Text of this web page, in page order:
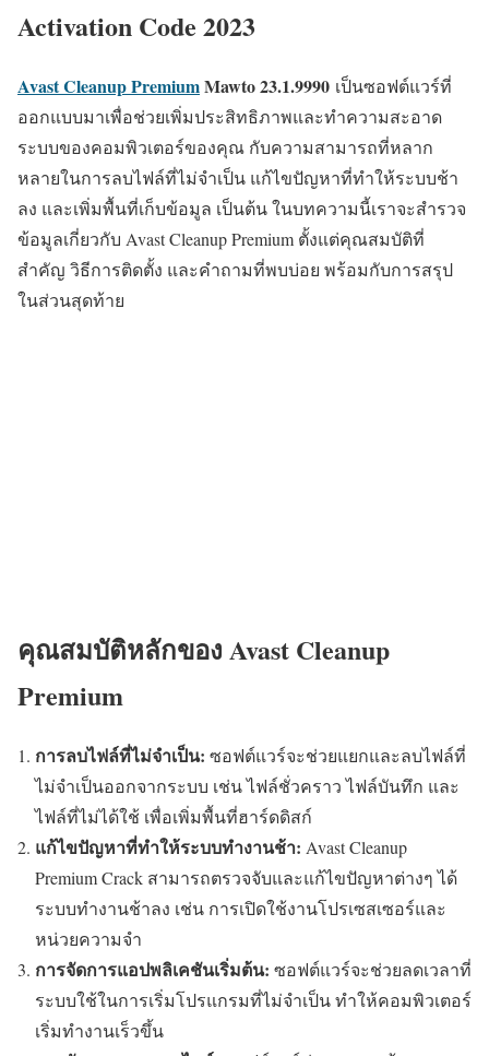
Activation Code 2023
Avast Cleanup PremiumMawto23.1.9990 เป็นซอฟต์แวร์ที่
ออกแบบมาเพื่อช่วยเพิ่มประสิทธิภาพและทำความสะอาด
ระบบของคอมพิวเตอร์ของคุณ กับความสามารถที่หลาก
หลายในการลบไฟล์ที่ไม่จำเป็น แก้ไขปัญหาที่ทำให้ระบบช้า
ลง และเพิ่มพื้นที่เก็บข้อมูล เป็นต้น ในบทความนี้เราจะสำรวจ
ข้อมูลเกี่ยวกับ Avast Cleanup Premium ตั้งแต่คุณสมบัติที่
สำคัญ วิธีการติดตั้ง และคำถามที่พบบ่อย พร้อมกับการสรุป
ในส่วนสุดท้าย
คุณสมบัติหลักของ Avast Cleanup
Premium
การลบไฟล์ที่ไม่จำเป็น: ซอฟต์แวร์จะช่วยแยกและลบไฟล์ที่
ไม่จำเป็นออกจากระบบ เช่น ไฟล์ชั่วคราว ไฟล์บันทึก และ
ไฟล์ที่ไม่ได้ใช้ เพื่อเพิ่มพื้นที่ฮาร์ดดิสก์
แก้ไขปัญหาที่ทำให้ระบบทำงานช้า: Avast Cleanup
Premium Crack สามารถตรวจจับและแก้ไขปัญหาต่างๆ ได้
ระบบทำงานช้าลง เช่น การเปิดใช้งานโปรเซสเซอร์และ
หน่วยความจำ
การจัดการแอปพลิเคชันเริ่มต้น: ซอฟต์แวร์จะช่วยลดเวลาที่
ระบบใช้ในการเริ่มโปรแกรมที่ไม่จำเป็น ทำให้คอมพิวเตอร์
เริ่มทำงานเร็วขึ้น